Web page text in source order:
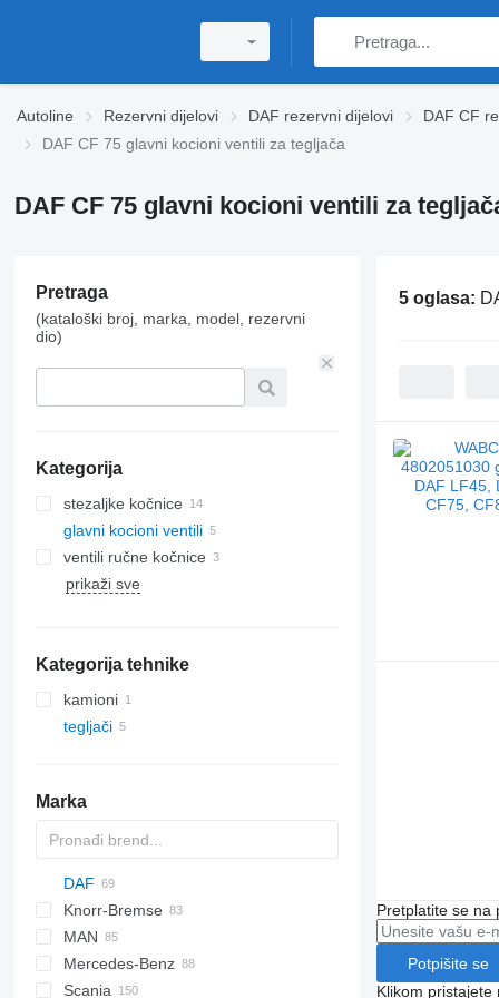
Autoline Rezervni dijelovi DAF rezervni dijelovi DAF CF
DAF CF 75 glavni kocioni ventili za tegljača
DAF CF 75 glavni kocioni ventili za
Pretraga
(kataloški broj, marka, model, rezervni
dio)
Kategorija
stezaljkе kočnice
glavni kocioni ventili
ventili ručne kočnice
prikaži sve
Kategorija tehnike
kamioni
tegljači
Marka
DAF
CF
CF 65
CF 75
CF 85
LF
LF 45
LF 45 180
LF 55
XF
XF 95
XG
EuroCargo
S-Way
Stralis
Trakker
Knorr-Bremse
MAN
F90
L2000
Mercedes-Benz
Actros
G-series
Scania
5 oglasa:
Pretplatite se na
Potpišite se
Klikom pristajete